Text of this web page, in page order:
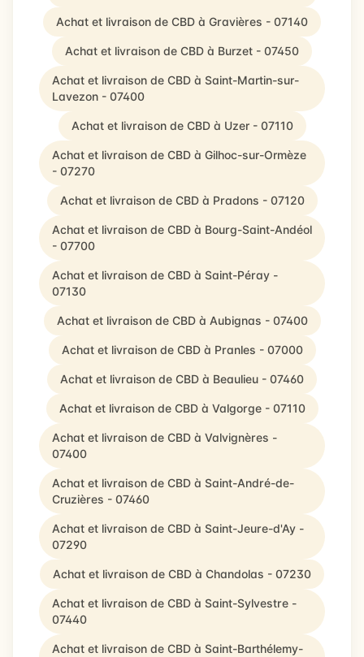
Achat et livraison de CBD à Gravières - 07140
Achat et livraison de CBD à Burzet - 07450
Achat et livraison de CBD à Saint-Martin-sur-
Lavezon - 07400
Achat et livraison de CBD à Uzer - 07110
Achat et livraison de CBD à Gilhoc-sur-Ormèze
- 07270
Achat et livraison de CBD à Pradons - 07120
Achat et livraison de CBD à Bourg-Saint-Andéol
- 07700
Achat et livraison de CBD à Saint-Péray -
07130
Achat et livraison de CBD à Aubignas - 07400
Achat et livraison de CBD à Pranles - 07000
Achat et livraison de CBD à Beaulieu - 07460
Achat et livraison de CBD à Valgorge - 07110
Achat et livraison de CBD à Valvignères -
07400
Achat et livraison de CBD à Saint-André-de-
Cruzières - 07460
Achat et livraison de CBD à Saint-Jeure-d'Ay -
07290
Achat et livraison de CBD à Chandolas - 07230
Achat et livraison de CBD à Saint-Sylvestre -
07440
Achat et livraison de CBD à Saint-Barthélemy-